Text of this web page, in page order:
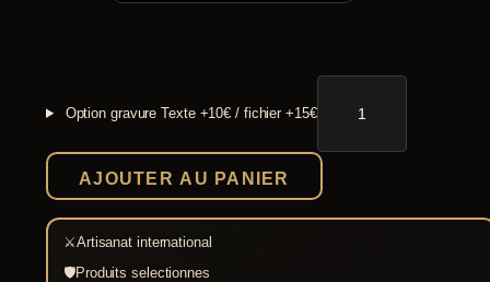
Option gravure Texte +10€ / fichier +15€
quantité
Bacinet
visière
combat
2
AJOUTER AU PANIER
⚔Artisanat international
🛡Produits selectionnes